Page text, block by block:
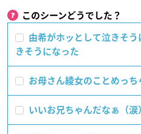
このシーンどうでした？
由希がホッとして泣きそ
きそうになった
お母さん綾女のことめっち
いいお兄ちゃんだなぁ（涙